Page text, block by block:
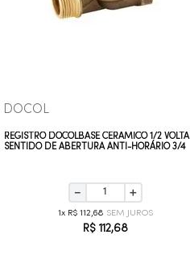
VEJA MAIS
DOCOL
REGISTRO DOCOLBASE CERÂMICO 1/2 VOLTA
SENTIDO DE ABERTURA ANTI-HORÁRIO 3/4
＋
－
1 R$ 112,68
R$ 112,68